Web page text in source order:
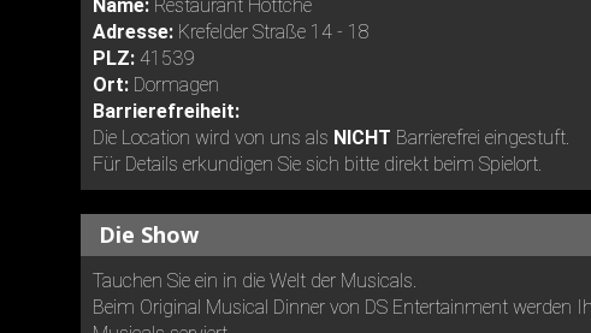
Name: Restaurant Höttche
Adresse: Krefelder Straße 14 - 18
PLZ: 41539
Ort: Dormagen
Barrierefreiheit:
Die Location wird von uns als NICHT Barrierefrei eingestuft.
Für Details erkundigen Sie sich bitte direkt beim Spielort.
Die Show
Tauchen Sie ein in die Welt der Musicals.
Beim Original Musical Dinner von DS Entertainment werden